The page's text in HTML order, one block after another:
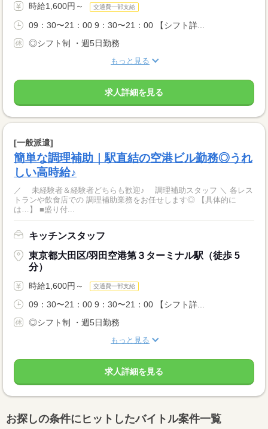
時給1,600円～ 交通費一部支給
09：30〜21：00 9：30〜21：00 【シフト詳...
◎シフト制 ・週5日勤務
もっと見る
求人詳細を見る
[一般派遣]
簡単な調理補助｜駅直結の空港ビル勤務◎うれ
しい高時給♪
／ 未経験者＆経験者どちらも歓迎♪ 調理補助スタッフ ＼ 各レス
トランや飲食店での 調理補助業務をお任せします◎ 【具体的に
は…】 ■盛り付...
キッチンスタッフ
東京都大田区/羽田空港第３ターミナル駅（徒歩 5
分）
時給1,600円～ 交通費一部支給
09：30〜21：00 9：30〜21：00 【シフト詳...
◎シフト制 ・週5日勤務
もっと見る
求人詳細を見る
お探しの条件にヒットしたバイトル案件一覧